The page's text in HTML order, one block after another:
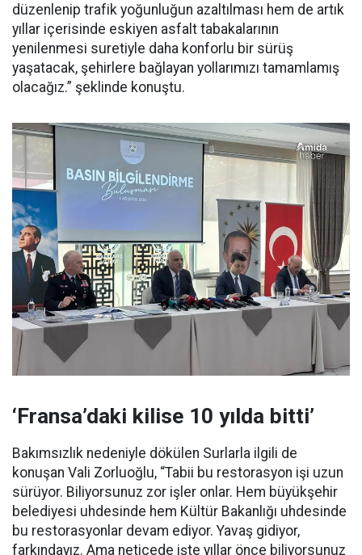
düzenlenip trafik yoğunluğun azaltılması hem de artık
yıllar içerisinde eskiyen asfalt tabakalarının
yenilenmesi suretiyle daha konforlu bir sürüş
yaşatacak, şehirlere bağlayan yollarımızı tamamlamış
olacağız.” şeklinde konuştu.
‘Fransa’daki kilise 10 yılda bitti’
Bakımsızlık nedeniyle dökülen Surlarla ilgili de
konuşan Vali Zorluoğlu, “Tabii bu restorasyon işi uzun
sürüyor. Biliyorsunuz zor işler onlar. Hem büyükşehir
belediyesi uhdesinde hem Kültür Bakanlığı uhdesinde
bu restorasyonlar devam ediyor. Yavaş gidiyor,
farkındayız. Ama neticede işte yıllar önce biliyorsunuz